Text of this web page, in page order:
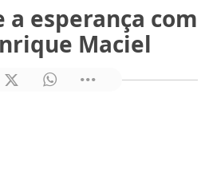
a esperança com
Maciel